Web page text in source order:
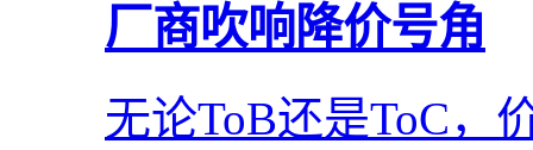
厂商吹响降价号角
无论ToB还是ToC，